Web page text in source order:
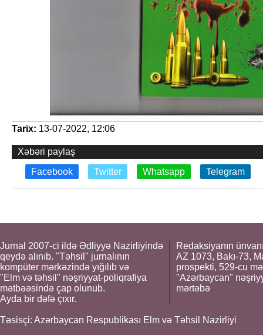
Tarix: 13-07-2022, 12:06
Xəbəri paylaş
Facebook
Twitter Whatsapp Telegram
Jurnal 2007-ci ildə Ədliyyə Nazirliyində
qeydə alınıb. "Təhsil" jurnalının
kompüter mərkəzində yığılıb və
"Elm və təhsil" nəşriyyat-poliqrafiya
mətbəəsində çap olunub.
Ayda bir dəfə çıxır.
Redaksiyanın
AZ 1073, Bakı-73,
prospekti, 529-cu
"Azərbaycan"
mərtəbə
Təsisçi: Azərbaycan Respublikası Elm və Təhsil Nazirliyi